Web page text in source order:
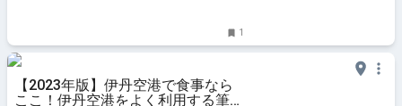
1
【2023年版】伊丹空港で食事なら
ここ！伊丹空港をよく利用する筆者